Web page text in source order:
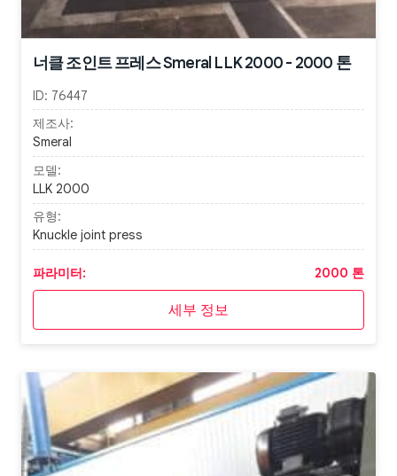
너클 조인트 프레스 Smeral LLK 2000 - 2000 톤
ID: 76447
제조사:
Smeral
모델:
LLK 2000
유형:
Knuckle joint press
파라미터: 2000 톤
세부 정보